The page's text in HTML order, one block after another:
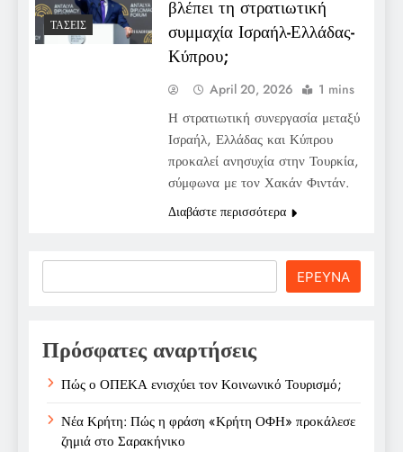
ΤΆΣΕΙΣ
βλέπει τη στρατιωτική
συμμαχία Ισραήλ-Ελλάδας-
Κύπρου;
April 20, 2026 1 mins
Η στρατιωτική συνεργασία μεταξύ
Ισραήλ, Ελλάδας και Κύπρου
προκαλεί ανησυχία στην Τουρκία,
σύμφωνα με τον Χακάν Φιντάν.
Διαβάστε περισσότερα
ΕΡΕΥΝΑ
Πρόσφατες αναρτήσεις
Πώς ο ΟΠΕΚΑ ενισχύει τον Κοινωνικό Τουρισμό;
Νέα Κρήτη: Πώς η φράση «Κρήτη ΟΦΗ» προκάλεσε
ζημιά στο Σαρακήνικο